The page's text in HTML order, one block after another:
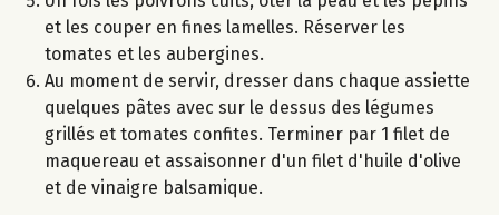
et les couper en fines lamelles. Réserver les
tomates et les aubergines.
Au moment de servir, dresser dans chaque assiette
quelques pâtes avec sur le dessus des légumes
grillés et tomates confites. Terminer par 1 filet de
maquereau et assaisonner d'un filet d'huile d'olive
et de vinaigre balsamique.